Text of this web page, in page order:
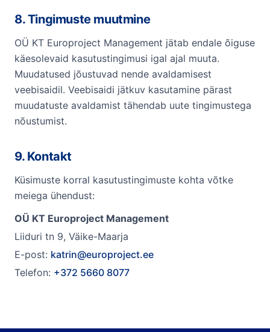
8. Tingimuste muutmine
OÜ KT Europroject Management jätab endale õiguse
käesolevaid kasutustingimusi igal ajal muuta.
Muudatused jõustuvad nende avaldamisest
veebisaidil. Veebisaidi jätkuv kasutamine pärast
muudatuste avaldamist tähendab uute tingimustega
nõustumist.
9. Kontakt
Küsimuste korral kasutustingimuste kohta võtke
meiega ühendust:
OÜ KT Europroject Management
Liiduri tn 9, Väike-Maarja
E-post: katrin@europroject.ee
Telefon: +372 5660 8077